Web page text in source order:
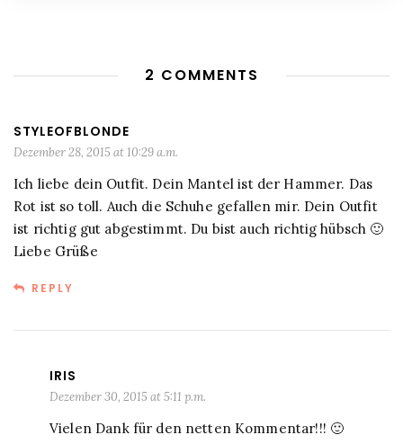
2 COMMENTS
STYLEOFBLONDE
Dezember 28, 2015 at 10:29 a.m.
Ich liebe dein Outfit. Dein Mantel ist der Hammer. Das
Rot ist so toll. Auch die Schuhe gefallen mir. Dein Outfit
ist richtig gut abgestimmt. Du bist auch richtig hübsch 🙂
Liebe Grüße
REPLY
IRIS
Dezember 30, 2015 at 5:11 p.m.
Vielen Dank für den netten Kommentar!!! 🙂